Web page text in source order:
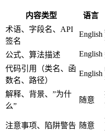
内容类型 语言
术语、字段名、API
签名
English
公式、算法描述
English
代码引用（类名、函
数名、路径）
English
解释、背景、”为什
么”
随意
注意事项、陷阱警告 随意